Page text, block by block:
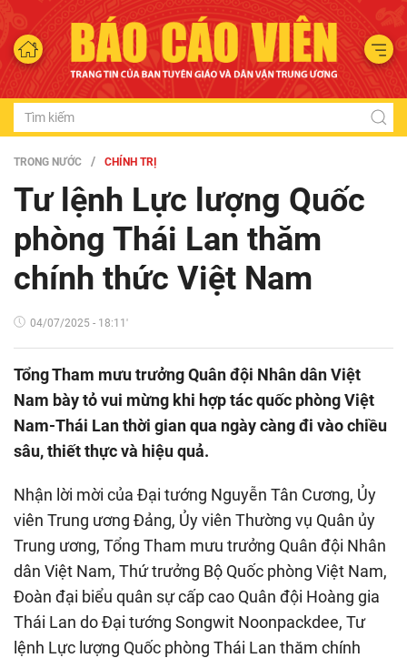
TRONG NƯỚC CHÍNH TRỊ
Tư lệnh Lực lượng Quốc
phòng Thái Lan thăm
chính thức Việt Nam
04/07/2025 - 18:11'
Tổng Tham mưu trưởng Quân đội Nhân dân Việt
Nam bày tỏ vui mừng khi hợp tác quốc phòng Việt
Nam-Thái Lan thời gian qua ngày càng đi vào chiều
sâu, thiết thực và hiệu quả.
Nhận lời mời của Đại tướng Nguyễn Tân Cương, Ủy
viên Trung ương Đảng, Ủy viên Thường vụ Quân ủy
Trung ương, Tổng Tham mưu trưởng Quân đội Nhân
dân Việt Nam, Thứ trưởng Bộ Quốc phòng Việt Nam,
Đoàn đại biểu quân sự cấp cao Quân đội Hoàng gia
Thái Lan do Đại tướng Songwit Noonpackdee, Tư
lệnh Lực lượng Quốc phòng Thái Lan thăm chính